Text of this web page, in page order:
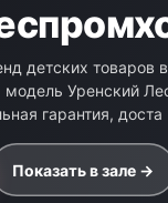
детских товаров в
модель Уренский
гарантия, доста
Показать в зале →